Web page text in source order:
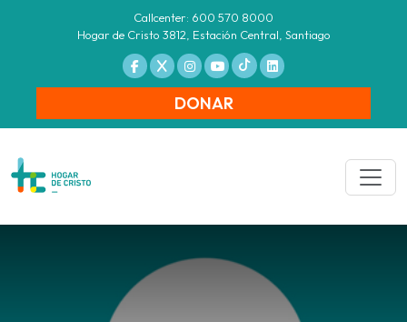
Callcenter: 600 570 8000
Hogar de Cristo 3812, Estación Central, Santiago
DONAR